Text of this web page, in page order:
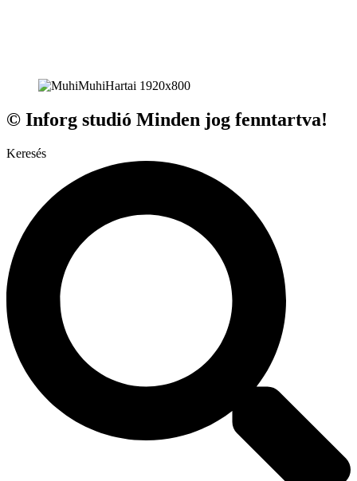
© Inforg studió Minden jog fenntartva!
Keresés